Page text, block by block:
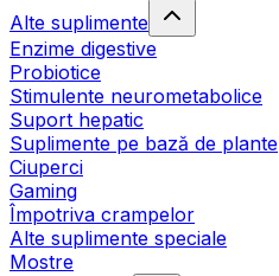
Alte suplimente
Enzime digestive
Probiotice
Stimulente neurometabolice
Suport hepatic
Suplimente pe bază de plante
Ciuperci
Gaming
Împotriva crampelor
Alte suplimente speciale
Mostre